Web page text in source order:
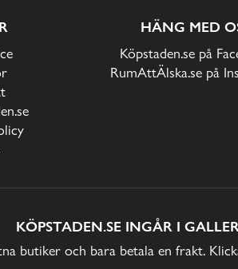
HÄNG MED
Köpstaden.se på
RumAttÄlska.se på
KÖPSTADEN.SE INGÅR I
butiker och bara betala en frakt.